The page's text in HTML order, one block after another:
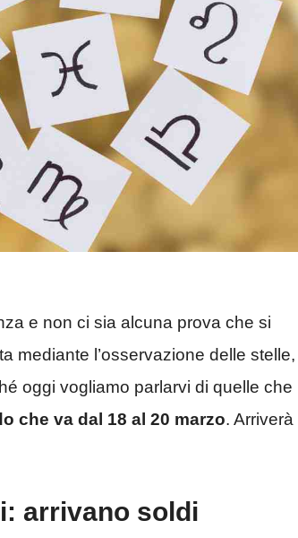
e non ci sia alcuna prova che si
mediante l’osservazione delle stelle,
oggi vogliamo parlarvi di quelle che
che va dal 18 al 20 marzo. Arriverà
arrivano soldi